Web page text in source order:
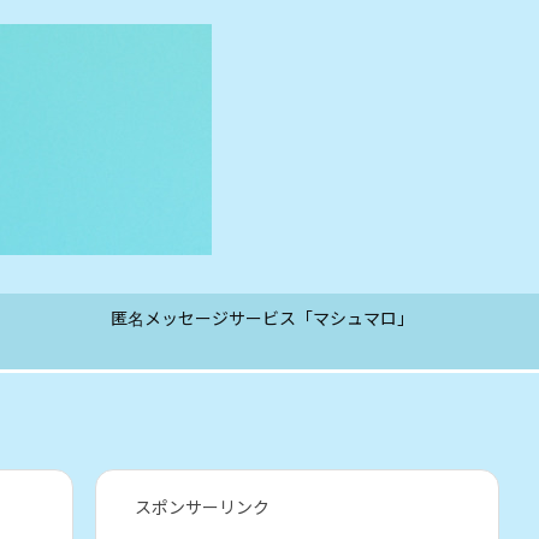
匿名メッセージサービス「マシュマロ」
スポンサーリンク